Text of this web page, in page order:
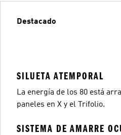
Destacado
SILUETA ATEMPORAL
La energía de los 80 está
paneles en X y el Trifolio.
SISTEMA DE AMARRE